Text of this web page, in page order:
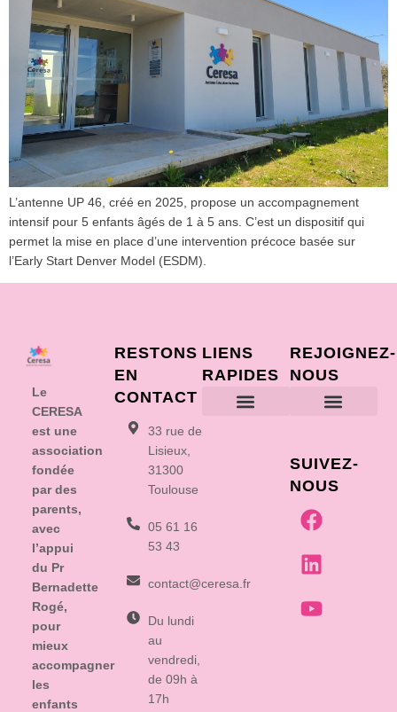
L’antenne UP 46, créé en 2025, propose un accompagnement
intensif pour 5 enfants âgés de 1 à 5 ans. C’est un dispositif qui
permet la mise en place d’une intervention précoce basée sur
l’Early Start Denver Model (ESDM).
Le
CERESA
est une
association
fondée
par des
parents,
avec
l’appui
du Pr
Bernadette
Rogé,
pour
mieux
accompagner
les
enfants
RESTONS
EN
CONTACT
33 rue de
Lisieux,
31300
Toulouse
05 61 16
53 43
contact@ceresa.fr
Du lundi
au
vendredi,
de 09h à
17h
LIENS
RAPIDES
REJOIGNEZ-
NOUS
SUIVEZ-
NOUS